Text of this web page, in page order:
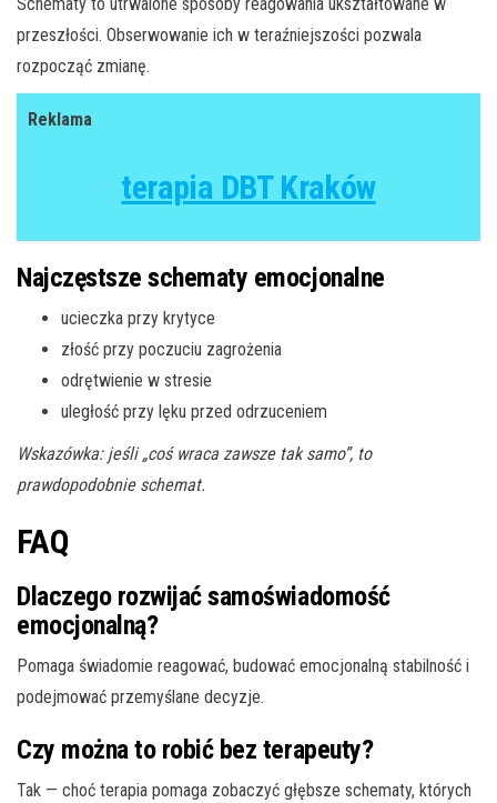
przeszłości. Obserwowanie ich w teraźniejszości pozwala
rozpocząć zmianę.
Reklama
terapia DBT Kraków
Najczęstsze schematy emocjonalne
ucieczka przy krytyce
złość przy poczuciu zagrożenia
odrętwienie w stresie
uległość przy lęku przed odrzuceniem
Wskazówka: jeśli „coś wraca zawsze tak samo”, to
prawdopodobnie schemat.
FAQ
Dlaczego rozwijać samoświadomość
emocjonalną?
Pomaga świadomie reagować, budować emocjonalną stabilność i
podejmować przemyślane decyzje.
Czy można to robić bez terapeuty?
Tak — choć terapia pomaga zobaczyć głębsze schematy, których